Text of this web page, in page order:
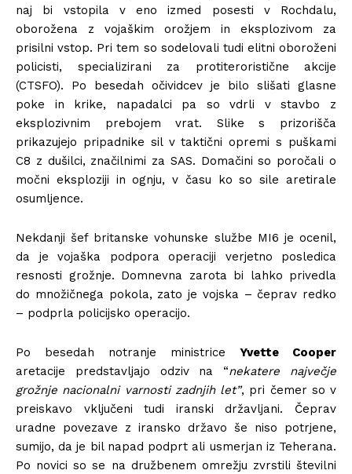
naj bi vstopila v eno izmed posesti v Rochdalu,
oborožena z vojaškim orožjem in eksplozivom za
prisilni vstop. Pri tem so sodelovali tudi elitni oboroženi
policisti, specializirani za protiteroristične akcije
(CTSFO). Po besedah očividcev je bilo slišati glasne
poke in krike, napadalci pa so vdrli v stavbo z
eksplozivnim prebojem vrat. Slike s prizorišča
prikazujejo pripadnike sil v taktični opremi s puškami
C8 z dušilci, značilnimi za SAS. Domačini so poročali o
močni eksploziji in ognju, v času ko so sile aretirale
osumljence.
Nekdanji šef britanske vohunske službe MI6 je ocenil,
da je vojaška podpora operaciji verjetno posledica
resnosti grožnje. Domnevna zarota bi lahko privedla
do množičnega pokola, zato je vojska – čeprav redko
– podprla policijsko operacijo.
Po besedah notranje ministrice Yvette Cooper
aretacije predstavljajo odziv na “nekatere največje
grožnje nacionalni varnosti zadnjih let”, pri čemer so v
preiskavo vključeni tudi iranski državljani. Čeprav
uradne povezave z iransko državo še niso potrjene,
sumijo, da je bil napad podprt ali usmerjan iz Teherana.
Po novici so se na družbenem omrežju zvrstili številni